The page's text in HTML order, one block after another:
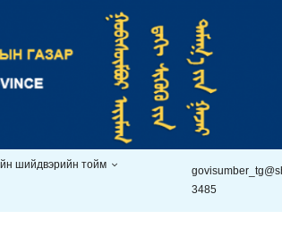
шийдвэрийн тойм
3485